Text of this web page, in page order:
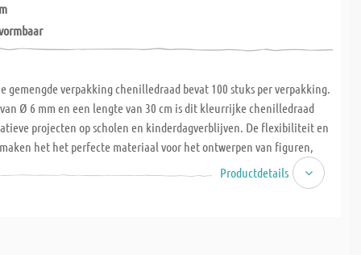
gemengde verpakking chenilledraad bevat 100 stuks per verpakking.
Ø 6 mm en een lengte van 30 cm is dit kleurrijke chenilledraad
projecten op scholen en kinderdagverblijven. De flexibiliteit en
het het perfecte materiaal voor het ontwerpen van figuren,
Productdetails